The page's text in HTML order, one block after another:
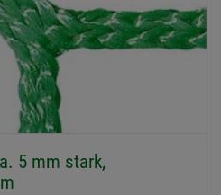
5 mm stark,